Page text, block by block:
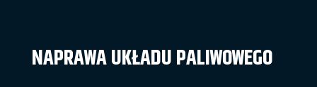
NAPRAWA UKŁADU PALIWOWEGO